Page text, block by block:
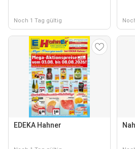
Noch 1 Tag gültig
EDEKA Hahner